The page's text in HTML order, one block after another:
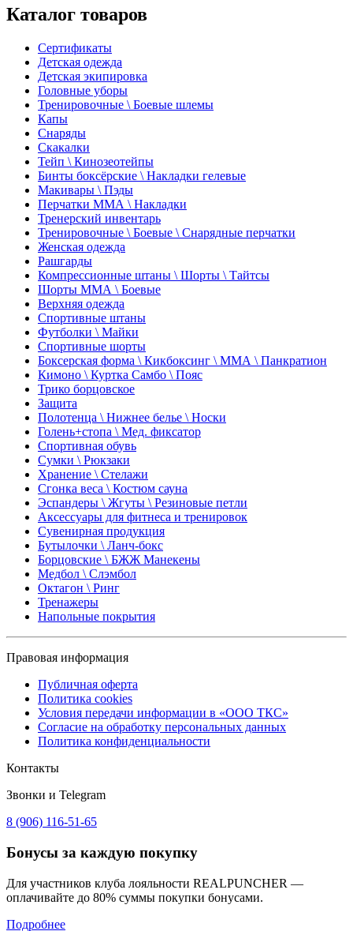
Каталог товаров
Сертификаты
Детская одежда
Детская экипировка
Головные уборы
Тренировочные \ Боевые шлемы
Капы
Снаряды
Скакалки
Тейп \ Кинозеотейпы
Бинты боксёрские \ Накладки гелевые
Макивары \ Пэды
Перчатки ММА \ Накладки
Тренерский инвентарь
Тренировочные \ Боевые \ Снарядные перчатки
Женская одежда
Рашгарды
Компрессионные штаны \ Шорты \ Тайтсы
Шорты ММА \ Боевые
Верхняя одежда
Спортивные штаны
Футболки \ Майки
Спортивные шорты
Боксерская форма \ Кикбоксинг \ ММА \ Панкратион
Кимоно \ Куртка Самбо \ Пояс
Трико борцовское
Защита
Полотенца \ Нижнее белье \ Носки
Голень+стопа \ Мед. фиксатор
Спортивная обувь
Сумки \ Рюкзаки
Хранение \ Стелажи
Сгонка веса \ Костюм сауна
Эспандеры \ Жгуты \ Резиновые петли
Аксессуары для фитнеса и тренировок
Сувенирная продукция
Бутылочки \ Ланч-бокс
Борцовские \ БЖЖ Манекены
Медбол \ Слэмбол
Октагон \ Ринг
Тренажеры
Напольные покрытия
Правовая информация
Публичная оферта
Политика cookies
Условия передачи информации в «ООО ТКС»
Согласие на обработку персональных данных
Политика конфиденциальности
Контакты
Звонки и Telegram
8 (906) 116-51-65
Бонусы за каждую покупку
Для участников клуба лояльности REALPUNCHER —
оплачивайте до 80% суммы покупки бонусами.
Подробнее